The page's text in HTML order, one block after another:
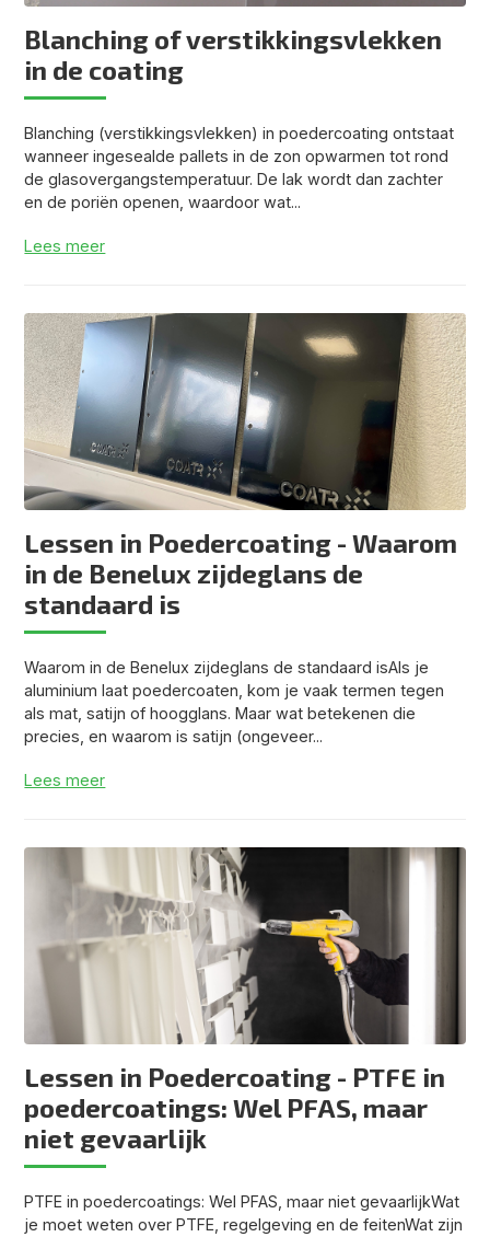
Blanching of verstikkingsvlekken
in de coating
Blanching (verstikkingsvlekken) in poedercoating ontstaat
wanneer ingesealde pallets in de zon opwarmen tot rond
de glasovergangstemperatuur. De lak wordt dan zachter
en de poriën openen, waardoor wat...
Lees meer
Lessen in Poedercoating - Waarom
in de Benelux zijdeglans de
standaard is
Waarom in de Benelux zijdeglans de standaard isAls je
aluminium laat poedercoaten, kom je vaak termen tegen
als mat, satijn of hoogglans. Maar wat betekenen die
precies, en waarom is satijn (ongeveer...
Lees meer
Lessen in Poedercoating - PTFE in
poedercoatings: Wel PFAS, maar
niet gevaarlijk
PTFE in poedercoatings: Wel PFAS, maar niet gevaarlijkWat
je moet weten over PTFE, regelgeving en de feitenWat zijn